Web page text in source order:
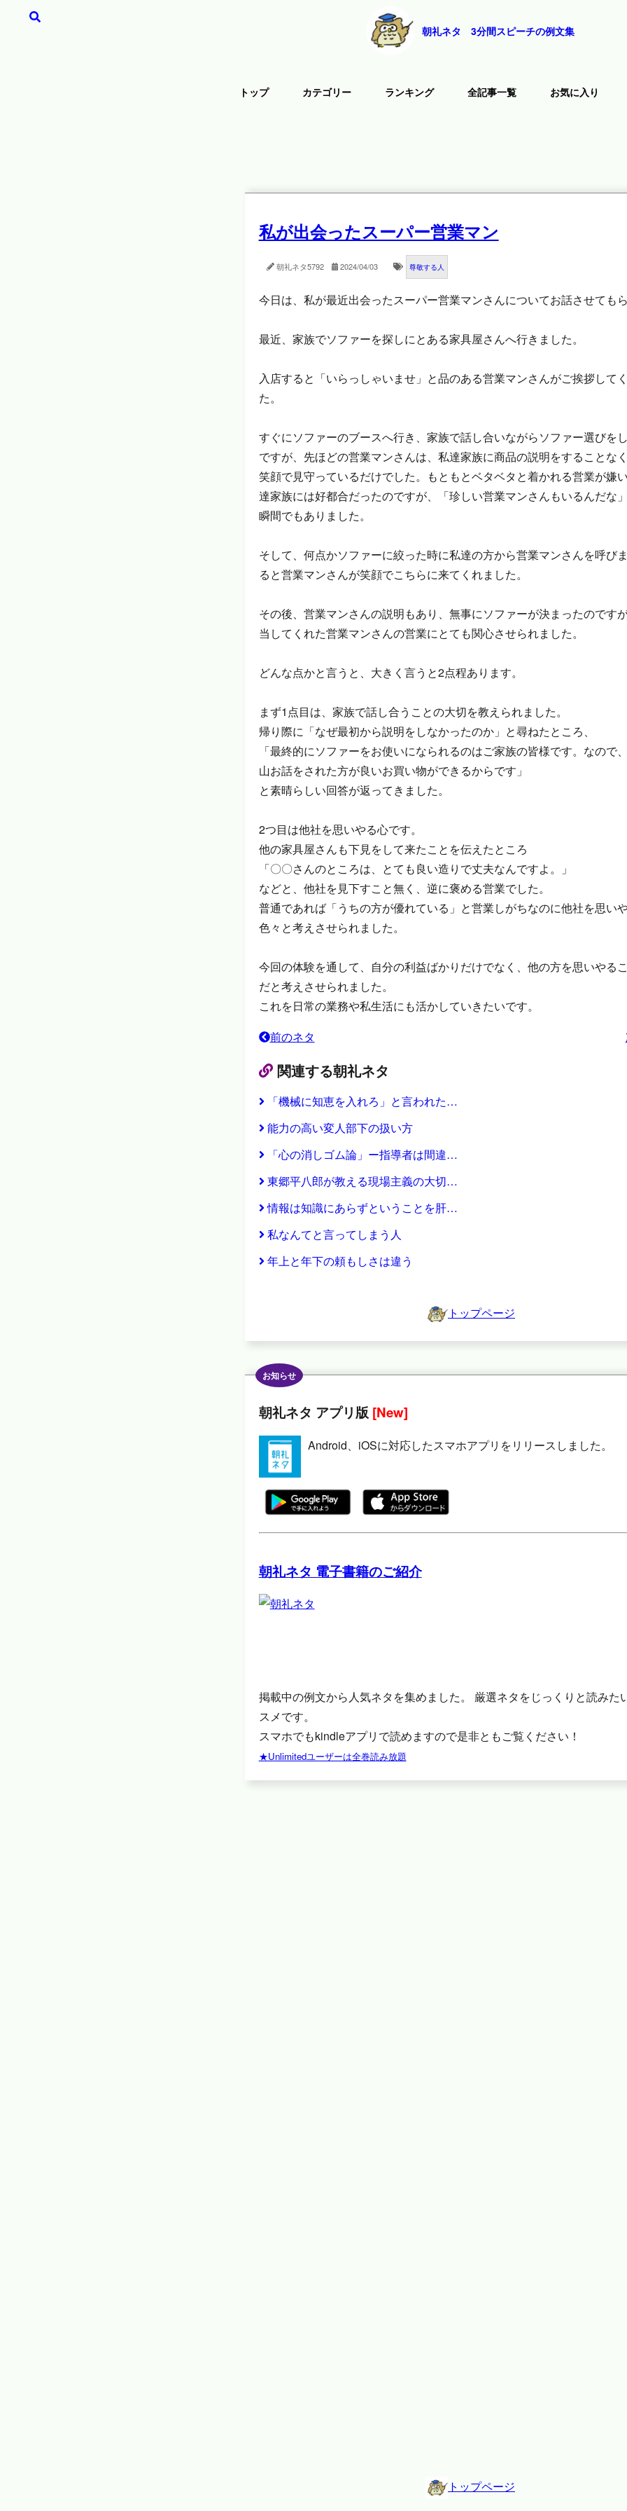
朝礼ネタ 3分間スピーチの例文集
トップ カテゴリー ランキング 全記事一覧 お気に入り
私が出会ったスーパー営業マン
朝礼ネタ5792 2024/04/03 尊敬する人
今日は、私が最近出会ったスーパー営業マンさんについてお話させてもら
最近、家族でソファーを探しにとある家具屋さんへ行きました。
入店すると「いらっしゃいませ」と品のある営業マンさんがご挨拶して
た。
すぐにソファーのブースへ行き、家族で話し合いながらソファー選びを
ですが、先ほどの営業マンさんは、私達家族に商品の説明をすることな
笑顔で見守っているだけでした。もともとベタベタと着かれる営業が嫌
達家族には好都合だったのですが、「珍しい営業マンさんもいるんだな
瞬間でもありました。
そして、何点かソファーに絞った時に私達の方から営業マンさんを呼び
ると営業マンさんが笑顔でこちらに来てくれました。
その後、営業マンさんの説明もあり、無事にソファーが決まったのです
当してくれた営業マンさんの営業にとても関心させられました。
どんな点かと言うと、大きく言うと2点程あります。
まず1点目は、家族で話し合うことの大切を教えられました。
帰り際に「なぜ最初から説明をしなかったのか」と尋ねたところ、
「最終的にソファーをお使いになられるのはご家族の皆様です。なので
山お話をされた方が良いお買い物ができるからです」
と素晴らしい回答が返ってきました。
2つ目は他社を思いやる心です。
他の家具屋さんも下見をして来たことを伝えたところ
「〇〇さんのところは、とても良い造りで丈夫なんですよ。」
などと、他社を見下すこと無く、逆に褒める営業でした。
普通であれば「うちの方が優れている」と営業しがちなのに他社を思い
色々と考えさせられました。
今回の体験を通して、自分の利益ばかりだけでなく、他の方を思いやる
だと考えさせられました。
これを日常の業務や私生活にも活かしていきたいです。
前のネタ
関連する朝礼ネタ
「機械に知恵を入れろ」と言われた…
能力の高い変人部下の扱い方
「心の消しゴム論」ー指導者は間違…
東郷平八郎が教える現場主義の大切…
情報は知識にあらずということを肝…
私なんてと言ってしまう人
年上と年下の頼もしさは違う
トップページ
お知らせ
朝礼ネタ アプリ版 [New]
Android、iOSに対応したスマホアプリをリリースしました。
朝礼ネタ 電子書籍のご紹介
掲載中の例文から人気ネタを集めました。 厳選ネタをじっくりと読みた
スメです。
スマホでもkindleアプリで読めますので是非ともご覧ください！
★Unlimitedユーザーは全巻読み放題
トップページ